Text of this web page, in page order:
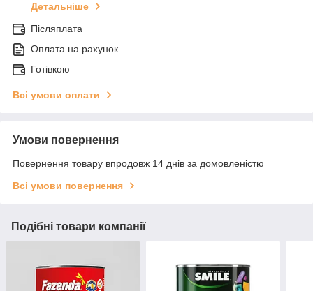
Детальніше
Післяплата
Оплата на рахунок
Готівкою
Всі умови оплати
Умови повернення
Повернення товару впродовж 14 днів за домовленістю
Всі умови повернення
Подібні товари компанії